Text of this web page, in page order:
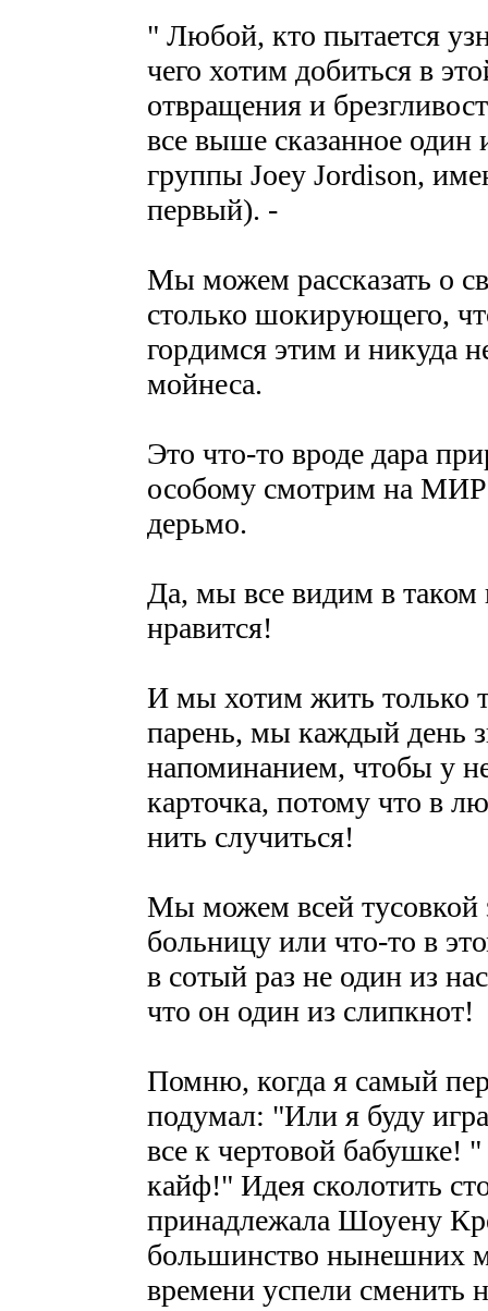
" Любой, кто пытается
чего хотим добиться в
отвращения и
все выше сказанное один
группы Joey Jordison,
первый). -
Мы можем рассказать о
столько шокирующего,
гордимся этим и никуда
мойнеса.
Это что-то вроде дара
особому смотрим на
дерьмо.
Да, мы все видим в таком
нравится!
И мы хотим жить только
парень, мы каждый день
напоминанием, чтобы у
карточка, потому что в
нить случиться!
Мы можем всей тусовкой
больницу или что-то в
в сотый раз не один из
что он один из слипкнот!
Помню, когда я самый
подумал: "Или я буду
все к чертовой
кайф!" Идея сколотить
принадлежала Шоуену
большинство нынешних
времени успели сменить